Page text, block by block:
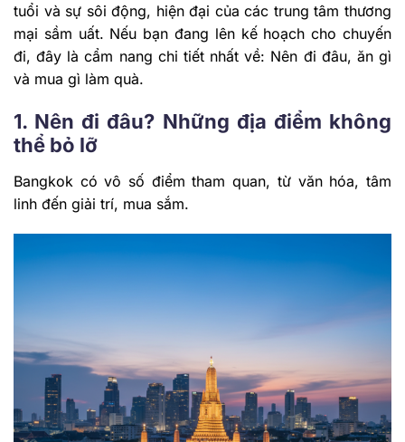
tuổi và sự sôi động, hiện đại của các trung tâm thương
mại sầm uất. Nếu bạn đang lên kế hoạch cho chuyến
đi, đây là cẩm nang chi tiết nhất về: Nên đi đâu, ăn gì
và mua gì làm quà.
1. Nên đi đâu? Những địa điểm không
thể bỏ lỡ
Bangkok có vô số điểm tham quan, từ văn hóa, tâm
linh đến giải trí, mua sắm.